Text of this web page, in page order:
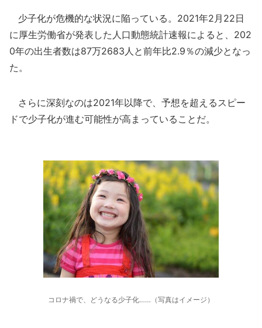
少子化が危機的な状況に陥っている。2021年2月22日
に厚生労働省が発表した人口動態統計速報によると、202
0年の出生者数は87万2683人と前年比2.9％の減少となっ
た。
さらに深刻なのは2021年以降で、予想を超えるスピー
ドで少子化が進む可能性が高まっていることだ。
コロナ禍で、どうなる少子化……（写真はイメージ）